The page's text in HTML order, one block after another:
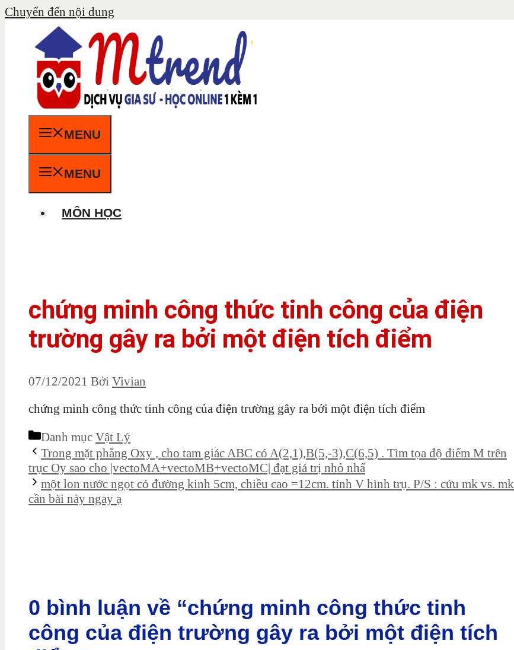
Chuyển đến nội dung
MENU
MENU
MÔN HỌC
chứng minh công thức tinh công của điện
trường gây ra bởi một điện tích điểm
07/12/2021 Bởi Vivian
chứng minh công thức tinh công của điện trường gây ra bởi một điện tích điểm
Danh mục Vật Lý
Trong mặt phẳng Oxy , cho tam giác ABC có A(2,1),B(5,-3),C(6,5) . Tìm tọa độ điểm M trên
trục Oy sao cho |vectoMA+vectoMB+vectoMC| đạt giá trị nhỏ nhấ
một lon nước ngọt có đường kinh 5cm, chiều cao =12cm. tính V hình trụ. P/S : cứu mk vs. mk
cần bài này ngay ạ
0 bình luận về “chứng minh công thức tinh
công của điện trường gây ra bởi một điện tích